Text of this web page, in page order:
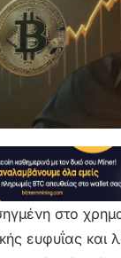
στο
ευφυΐας και